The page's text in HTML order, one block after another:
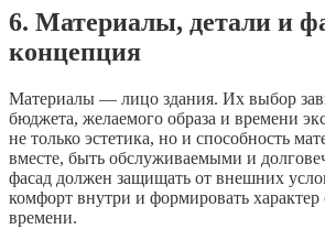
6. Материалы, детали и
концепция
Материалы — лицо здания. Их выбор
бюджета, желаемого образа и времени
не только эстетика, но и способность
вместе, быть обслуживаемыми и
фасад должен защищать от внешних
комфорт внутри и формировать характер
времени.